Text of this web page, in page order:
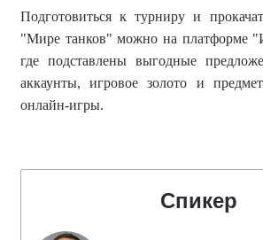
Подготовиться к турниру и
"Мире танков" можно на платформе
где подставлены выгодные
аккаунты, игровое золото и
онлайн-игры.
Спикер